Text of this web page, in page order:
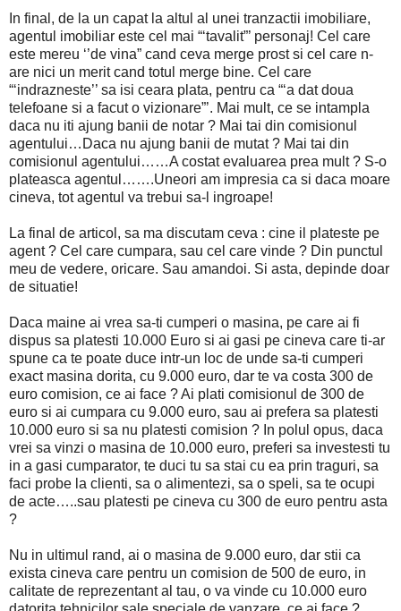
In final, de la un capat la altul al unei tranzactii imobiliare,
agentul imobiliar este cel mai “‘tavalit”’ personaj! Cel care
este mereu ‘’de vina” cand ceva merge prost si cel care n-
are nici un merit cand totul merge bine. Cel care
“‘indrazneste’’ sa isi ceara plata, pentru ca “‘a dat doua
telefoane si a facut o vizionare”’. Mai mult, ce se intampla
daca nu iti ajung banii de notar ? Mai tai din comisionul
agentului…Daca nu ajung banii de mutat ? Mai tai din
comisionul agentului……A costat evaluarea prea mult ? S-o
plateasca agentul…….Uneori am impresia ca si daca moare
cineva, tot agentul va trebui sa-l ingroape!
La final de articol, sa ma discutam ceva : cine il plateste pe
agent ? Cel care cumpara, sau cel care vinde ? Din punctul
meu de vedere, oricare. Sau amandoi. Si asta, depinde doar
de situatie!
Daca maine ai vrea sa-ti cumperi o masina, pe care ai fi
dispus sa platesti 10.000 Euro si ai gasi pe cineva care ti-ar
spune ca te poate duce intr-un loc de unde sa-ti cumperi
exact masina dorita, cu 9.000 euro, dar te va costa 300 de
euro comision, ce ai face ? Ai plati comisionul de 300 de
euro si ai cumpara cu 9.000 euro, sau ai prefera sa platesti
10.000 euro si sa nu platesti comision ? In polul opus, daca
vrei sa vinzi o masina de 10.000 euro, preferi sa investesti tu
in a gasi cumparator, te duci tu sa stai cu ea prin traguri, sa
faci probe la clienti, sa o alimentezi, sa o speli, sa te ocupi
de acte…..sau platesti pe cineva cu 300 de euro pentru asta
?
Nu in ultimul rand, ai o masina de 9.000 euro, dar stii ca
exista cineva care pentru un comision de 500 de euro, in
calitate de reprezentant al tau, o va vinde cu 10.000 euro